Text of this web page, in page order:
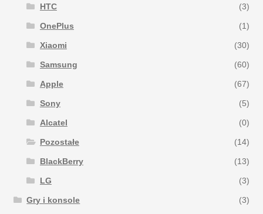
HTC (3)
OnePlus (1)
Xiaomi (30)
Samsung (60)
Apple (67)
Sony (5)
Alcatel (0)
Pozostałe (14)
BlackBerry (13)
LG (3)
Gry i konsole (3)